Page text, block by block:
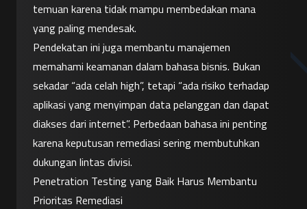
temuan karena tidak mampu membedakan mana
yang paling mendesak.
Pendekatan ini juga membantu manajemen
memahami keamanan dalam bahasa bisnis. Bukan
sekadar “ada celah high”, tetapi “ada risiko terhadap
aplikasi yang menyimpan data pelanggan dan dapat
diakses dari internet”. Perbedaan bahasa ini penting
karena keputusan remediasi sering membutuhkan
dukungan lintas divisi.
Penetration Testing yang Baik Harus Membantu
Prioritas Remediasi